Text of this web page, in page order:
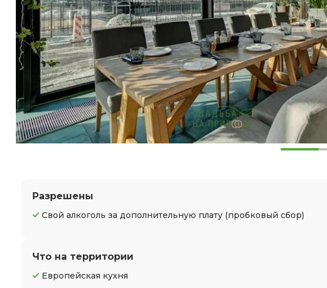
Разрешены
Свой алкоголь за дополнительную плату (пробковый сбор)
Что на территории
Европейская кухня